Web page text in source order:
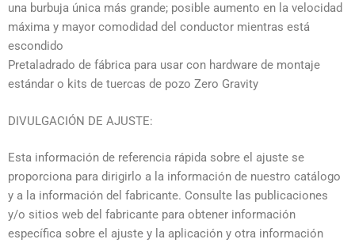
una burbuja única más grande; posible aumento en la velocidad
máxima y mayor comodidad del conductor mientras está
escondido
Pretaladrado de fábrica para usar con hardware de montaje
estándar o kits de tuercas de pozo Zero Gravity
DIVULGACIÓN DE AJUSTE:
Esta información de referencia rápida sobre el ajuste se
proporciona para dirigirlo a la información de nuestro catálogo
y a la información del fabricante. Consulte las publicaciones
y/o sitios web del fabricante para obtener información
específica sobre el ajuste y la aplicación y otra información